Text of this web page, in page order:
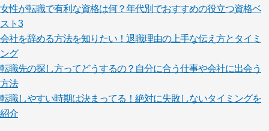
女性が転職で有利な資格は何？年代別でおすすめの役立つ資格ベ
スト3
会社を辞める方法を知りたい！退職理由の上手な伝え方とタイミ
ング
転職先の探し方ってどうするの？自分に合う仕事や会社に出会う
方法
転職しやすい時期は決まってる！絶対に失敗しないタイミングを
紹介